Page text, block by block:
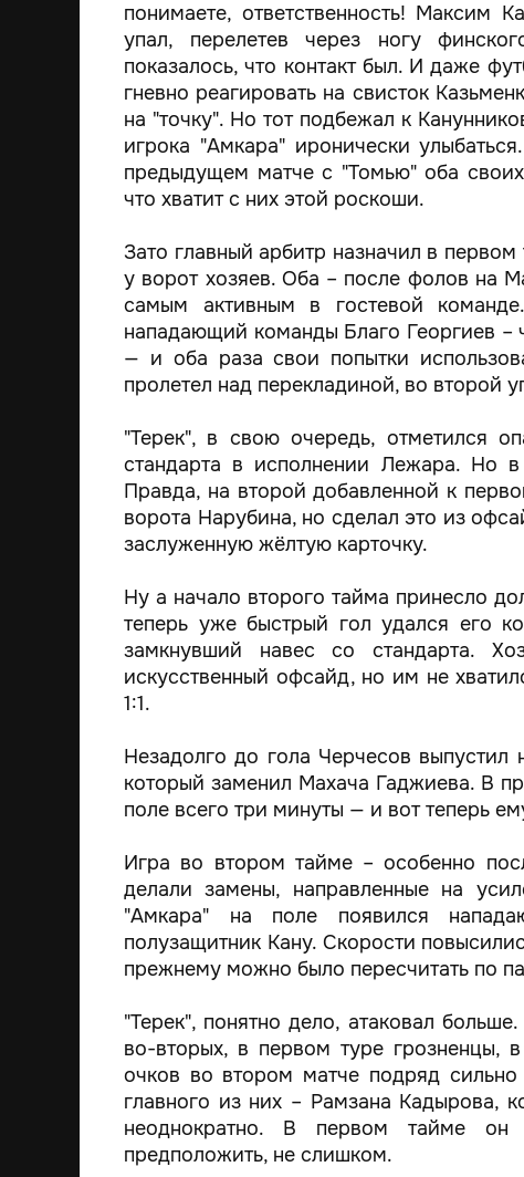
понимаете, ответственность! Максим
упал, перелетев через ногу
показалось, что контакт был. И даже
гневно реагировать на свисток
на "точку". Но тот подбежал к
игрока "Амкара" иронически
предыдущем матче с "Томью" оба
что хватит с них этой роскоши.
Зато главный арбитр назначил в
у ворот хозяев. Оба – после фолов на
самым активным в гостевой
нападающий команды Благо Георгиев –
— и оба раза свои попытки
пролетел над перекладиной, во второй
"Терек", в свою очередь, отметился
стандарта в исполнении Лежара. Но
Правда, на второй добавленной к
ворота Нарубина, но сделал это из
заслуженную жёлтую карточку.
Ну а начало второго тайма принесло
теперь уже быстрый гол удался его
замкнувший навес со стандарта.
искусственный офсайд, но им не
1:1.
Незадолго до гола Черчесов
который заменил Махача Гаджиева. В
поле всего три минуты — и вот теперь
Игра во втором тайме – особенно
делали замены, направленные на
"Амкара" на поле появился
полузащитник Кану. Скорости
прежнему можно было пересчитать по
"Терек", понятно дело, атаковал
во-вторых, в первом туре грозненцы,
очков во втором матче подряд сильно
главного из них – Рамзана Кадырова,
неоднократно. В первом тайме
предположить, не слишком.